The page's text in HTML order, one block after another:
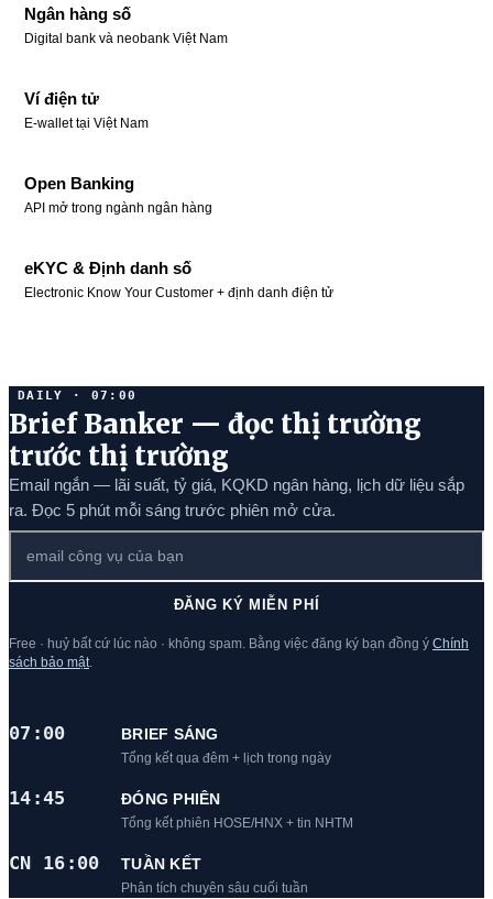
Ngân hàng số
Digital bank và neobank Việt Nam
Ví điện tử
E-wallet tại Việt Nam
Open Banking
API mở trong ngành ngân hàng
eKYC & Định danh số
Electronic Know Your Customer + định danh điện tử
DAILY · 07:00
Brief Banker — đọc thị trường
trước thị trường
Email ngắn — lãi suất, tỷ giá, KQKD ngân hàng, lịch dữ liệu sắp
ra. Đọc 5 phút mỗi sáng trước phiên mở cửa.
ĐĂNG KÝ MIỄN PHÍ
Free · huỷ bất cứ lúc nào · không spam. Bằng việc đăng ký bạn đồng ý Chính
sách bảo mật
07:00 BRIEF SÁNG
Tổng kết qua đêm + lịch trong ngày
14:45 ĐÓNG PHIÊN
Tổng kết phiên HOSE/HNX + tin NHTM
CN 16:00 TUẦN KẾT
Phân tích chuyên sâu cuối tuần